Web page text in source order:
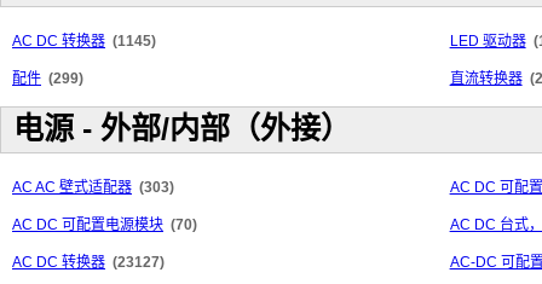
AC DC 转换器 (1145) LED 驱动器
配件 (299) 直流转换器
电源 - 外部/内部（外接）
AC AC 壁式适配器 (303) AC DC 可配
AC DC 可配置电源模块 (70) AC DC 台式
AC DC 转换器 (23127) AC-DC 可配